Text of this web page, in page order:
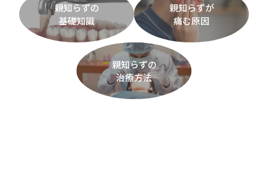
親知らずの
基礎知識
親知らずが
痛む原因
親知らずの
治療方法